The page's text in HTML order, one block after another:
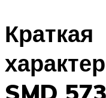
Краткая
SMD